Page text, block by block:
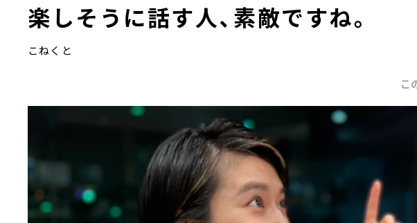
楽しそうに話す人、素敵ですね。
こねくと
こ